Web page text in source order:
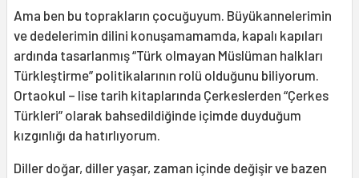
Ama ben bu toprakların çocuğuyum. Büyükannelerimin
ve dedelerimin dilini konuşamamamda, kapalı kapıları
ardında tasarlanmış “Türk olmayan Müslüman halkları
Türkleştirme” politikalarının rolü olduğunu biliyorum.
Ortaokul – lise tarih kitaplarında Çerkeslerden “Çerkes
Türkleri” olarak bahsedildiğinde içimde duyduğum
kızgınlığı da hatırlıyorum.
Diller doğar, diller yaşar, zaman içinde değişir ve bazen